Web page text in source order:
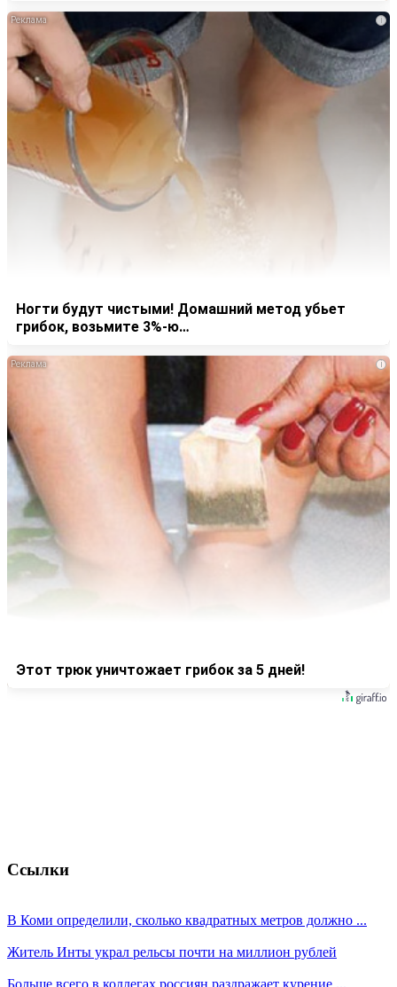
i
Ногти будут чистыми! Домашний метод убьет
грибок, возьмите 3%-ю…
i
Этот трюк уничтожает грибок за 5 дней!
Ссылки
В Коми определили, сколько квадратных метров должно ...
Житель Инты украл рельсы почти на миллион рублей
Больше всего в коллегах россиян раздражает курение ...